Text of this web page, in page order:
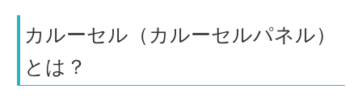
カルーセル（カルーセルパネル）
とは？